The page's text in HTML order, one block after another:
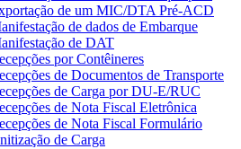
de um MIC/DTA Pré-ACD
de dados de Embarque
de DAT
por Contêineres
de Documentos de Transporte
de Carga por DU-E/RUC
de Nota Fiscal Eletrônica
de Nota Fiscal Formulário
de Carga